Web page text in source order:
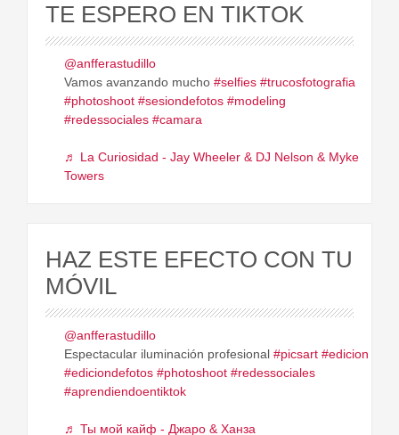
TE ESPERO EN TIKTOK
@anfferastudillo
Vamos avanzando mucho #selfies #trucosfotografia
#photoshoot #sesiondefotos #modeling
#redessociales #camara
♬ La Curiosidad - Jay Wheeler & DJ Nelson & Myke
Towers
HAZ ESTE EFECTO CON TU
MÓVIL
@anfferastudillo
Espectacular iluminación profesional #picsart #edicion
#ediciondefotos #photoshoot #redessociales
#aprendiendoentiktok
♬ Ты мой кайф - Джаро & Ханза